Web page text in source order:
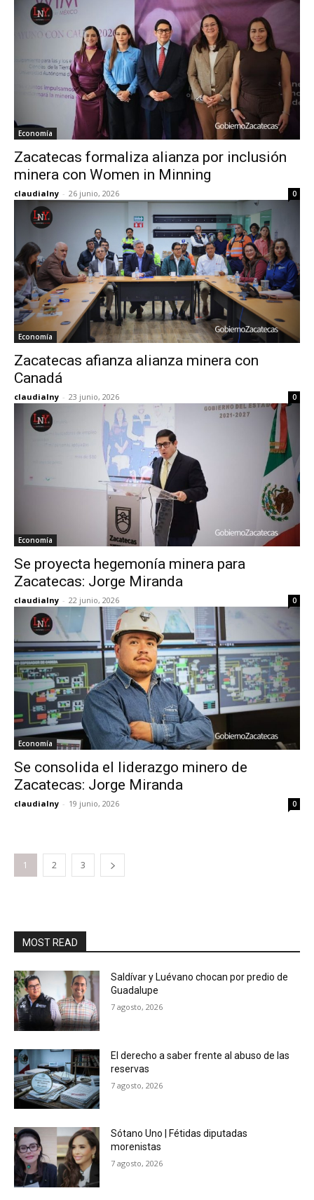
Economía
Zacatecas formaliza alianza por inclusión
minera con Women in Minning
claudialny - 26 junio, 2026 0
Economía
Zacatecas afianza alianza minera con
Canadá
claudialny - 23 junio, 2026 0
Economía
Se proyecta hegemonía minera para
Zacatecas: Jorge Miranda
claudialny - 22 junio, 2026 0
Economía
Se consolida el liderazgo minero de
Zacatecas: Jorge Miranda
claudialny - 19 junio, 2026 0
1 2 3
MOST READ
Saldívar y Luévano chocan por predio de
Guadalupe
7 agosto, 2026
El derecho a saber frente al abuso de las
reservas
7 agosto, 2026
Sótano Uno | Fétidas diputadas
morenistas
7 agosto, 2026